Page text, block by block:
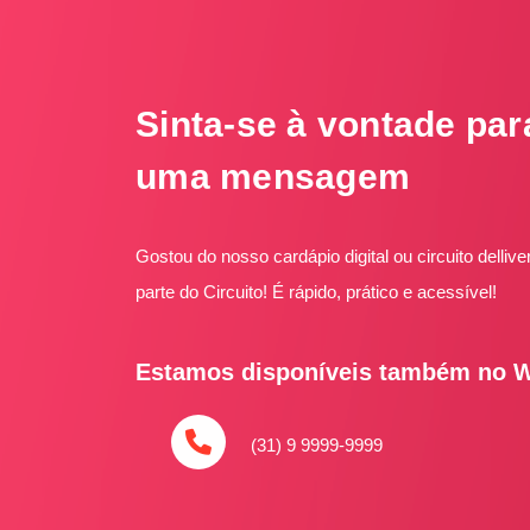
Sinta-se à vontade
uma mensagem
Gostou do nosso cardápio digital ou circuito
parte do Circuito! É rápido, prático e acessível!
Estamos disponíveis também no
(31) 9 9999-9999